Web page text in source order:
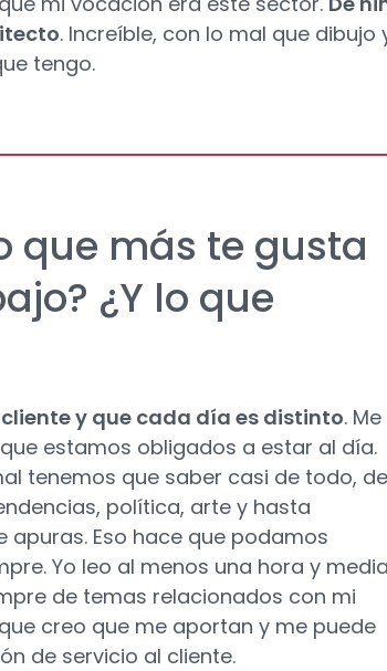
. Increíble, con lo mal que dibujo
tengo.
que más te gusta
¿Y lo que
y que cada día es distinto. Me
estamos obligados a estar al día.
tenemos que saber casi de todo,
política, arte y hasta
apuras. Eso hace que podamos
Yo leo al menos una hora y media
de temas relacionados con mi
creo que me aportan y me puede
de servicio al cliente.